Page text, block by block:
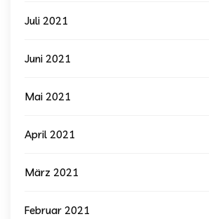
Juli 2021
Juni 2021
Mai 2021
April 2021
März 2021
Februar 2021